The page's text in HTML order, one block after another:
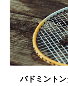
バドミント